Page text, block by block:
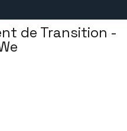
de Transition -